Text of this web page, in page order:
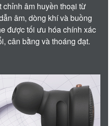
chỉnh âm huyền thoại từ
âm, dòng khí và buồng
được tối ưu hóa chính xác
cân bằng và thoáng đạt.